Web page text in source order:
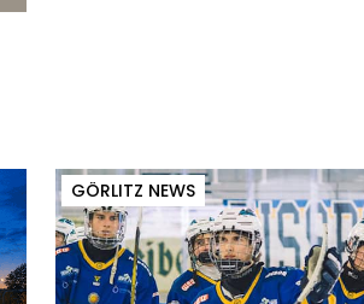
GÖRLITZ NEWS